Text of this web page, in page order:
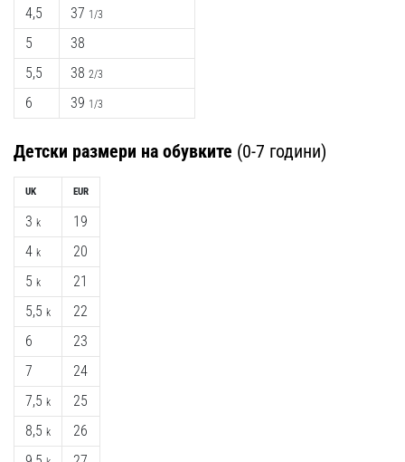
4,5
5
5,5
6
37 1/3
38
38 2/3
39 1/3
Детски размери на обувките (0-7 години)
UK
3 k
4 k
5 k
5,5 k
6
7
7,5 k
8,5 k
EUR
19
20
21
22
23
24
25
26